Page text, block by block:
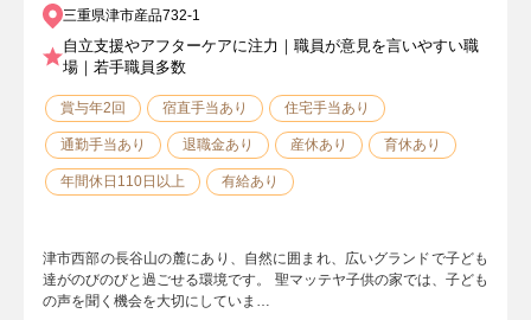
三重県津市産品732-1
自立支援やアフターケアに注力｜職員が意見を言いやすい職
場｜若手職員多数
賞与年2回 宿直手当あり 住宅手当あり
通勤手当あり 退職金あり 産休あり 育休あり
年間休日110日以上 有給あり
津市西部の長谷山の麓にあり、自然に囲まれ、広いグランドで子ども
達がのびのびと過ごせる環境です。 聖マッテヤ子供の家では、子ども
の声を聞く機会を大切にしていま…